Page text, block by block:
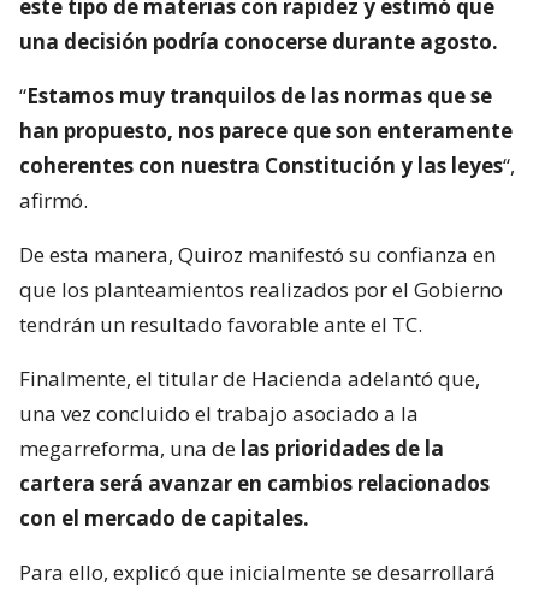
este tipo de materias con rapidez y estimó que
una decisión podría conocerse durante agosto.
“Estamos muy tranquilos de las normas que se
han propuesto, nos parece que son enteramente
coherentes con nuestra Constitución y las leyes“,
afirmó.
De esta manera, Quiroz manifestó su confianza en
que los planteamientos realizados por el Gobierno
tendrán un resultado favorable ante el TC.
Finalmente, el titular de Hacienda adelantó que,
una vez concluido el trabajo asociado a la
megarreforma, una de las prioridades de la
cartera será avanzar en cambios relacionados
con el mercado de capitales.
Para ello, explicó que inicialmente se desarrollará